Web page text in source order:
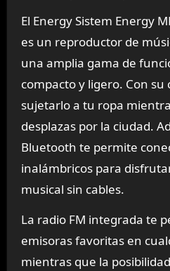
El Energy Sistem Energy
es un reproductor de
una amplia gama de
compacto y ligero. Con
sujetarlo a tu ropa
desplazas por la ciudad.
Bluetooth te permite
inalámbricos para
musical sin cables.
La radio FM integrada te
emisoras favoritas en
mientras que la